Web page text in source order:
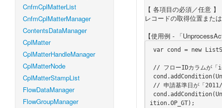
CnfmCplMatterList
CnfmCplMatterManager
ContentsDataManager
CplMatter
CplMatterHandleManager
CplMatterNode
CplMatterStampList
FlowDataManager
FlowGroupManager
【 各項目の必須／任意 】
レコードの取得位置また
【使用例 - 「
ition.OP_GT);